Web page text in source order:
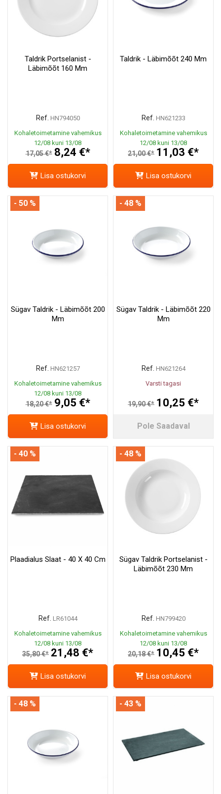
Taldrik Portselanist -
Läbimõõt 160 Mm
Ref. HN794050
Kohaletoimetamine vahemikus
12/08 kuni 13/08
17,05 €* 8,24 €*
Lisa ostukorvi
Taldrik - Läbimõõt 240 Mm
Ref. HN621233
Kohaletoimetamine vahemikus
12/08 kuni 13/08
21,00 €* 11,03 €*
Lisa ostukorvi
Sügav Taldrik - Läbimõõt 200
Mm
Ref. HN621257
Kohaletoimetamine vahemikus
12/08 kuni 13/08
18,20 €* 9,05 €*
- 50 %
Lisa ostukorvi
Sügav Taldrik - Läbimõõt 220
Mm
Ref. HN621264
Varsti tagasi
19,90 €* 10,25 €*
- 48 %
Pole Saadaval
Plaadialus Slaat - 40 X 40 Cm
Ref. LR61044
Kohaletoimetamine vahemikus
12/08 kuni 13/08
35,80 €* 21,48 €*
- 40 %
Lisa ostukorvi
Sügav Taldrik Portselanist -
Läbimõõt 230 Mm
Ref. HN799420
Kohaletoimetamine vahemikus
12/08 kuni 13/08
20,18 €* 10,45 €*
- 48 %
Lisa ostukorvi
- 48 % - 43 %